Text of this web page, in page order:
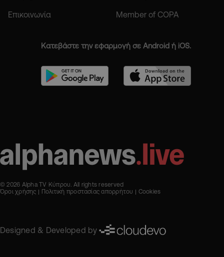
Επικοινωνία Member of COPA
Κατεβάστε την εφαρμογή σε Android ή iOS.
© 2026 Alpha TV Κύπρου. All rights reserved
Όροι χρήσης
Πολιτική προστασίας απορρήτου Cookies
Designed & Developed by